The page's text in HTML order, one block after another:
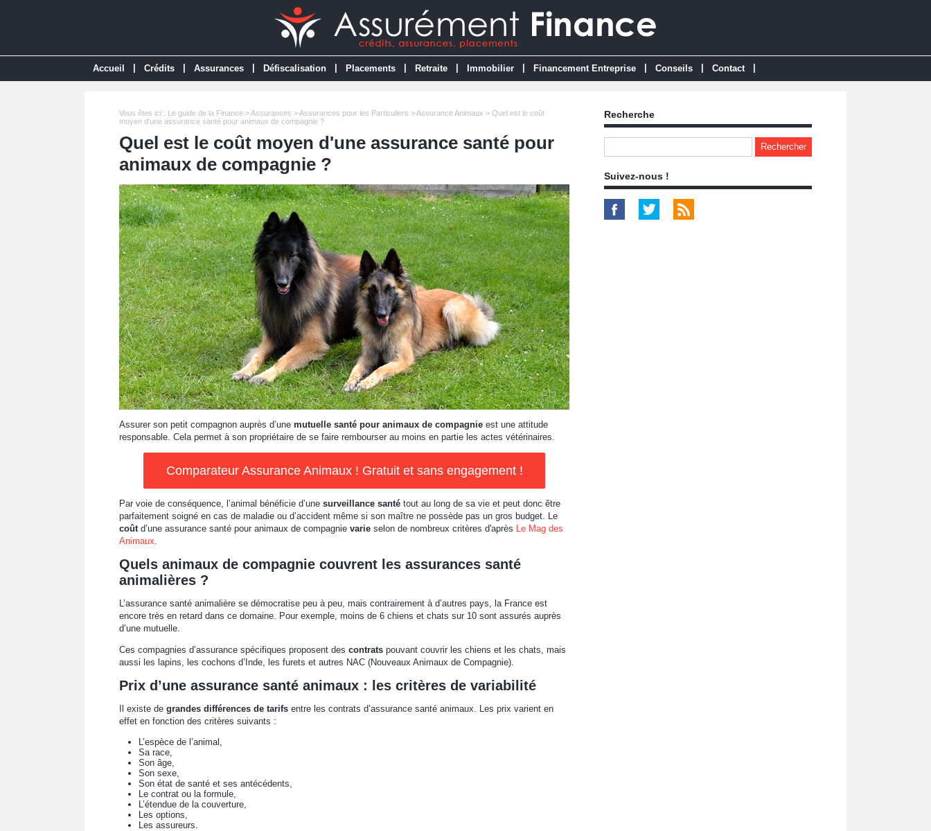
Accueil Crédits Assurances Défiscalisation Placements Retraite Immobilier Financement Entreprise Conseils Contact
Vous êtes ici : Le guide de la Finance >Assurances >Assurances pour les Particuliers >Assurance Animaux > Quel est le coût
moyen d'une assurance santé pour animaux de compagnie ?
Quel est le coût moyen d'une assurance santé pour
animaux de compagnie ?
Assurer son petit compagnon auprès d’une mutuelle santé pour animaux de compagnie est une attitude
responsable. Cela permet à son propriétaire de se faire rembourser au moins en partie les actes vétérinaires.
Comparateur Assurance Animaux ! Gratuit et sans engagement !
Par voie de conséquence, l’animal bénéficie d’une surveillance santé tout au long de sa vie et peut donc être
parfaitement soigné en cas de maladie ou d’accident même si son maître ne possède pas un gros budget. Le
coûtd’une assurance santé pour animaux de compagnie varie selon de nombreux critères d'après Le Mag des
Animaux.
Quels animaux de compagnie couvrent les assurances santé
animalières ?
L’assurance santé animalière se démocratise peu à peu, mais contrairement à d’autres pays, la France est
encore très en retard dans ce domaine. Pour exemple, moins de 6 chiens et chats sur 10 sont assurés auprès
d’une mutuelle.
Ces compagnies d’assurance spécifiques proposent des contrats pouvant couvrir les chiens et les chats, mais
aussi les lapins, les cochons d’Inde, les furets et autres NAC (Nouveaux Animaux de Compagnie).
Prix d’une assurance santé animaux : les critères de variabilité
Il existe de grandes différences de tarifs entre les contrats d’assurance santé animaux. Les prix varient en
effet en fonction des critères suivants :
L’espèce de l’animal,
Sa race,
Son âge,
Son sexe,
Son état de santé et ses antécédents,
Le contrat ou la formule,
L’étendue de la couverture,
Les options,
Les assureurs.
Recherche
Suivez-nous !